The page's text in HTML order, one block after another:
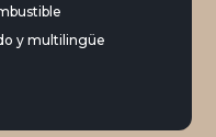
y multilingüe